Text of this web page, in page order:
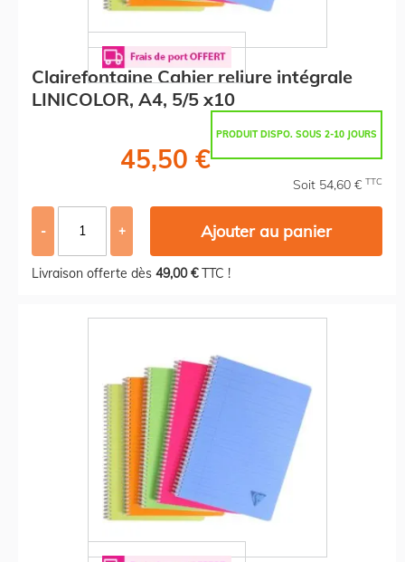
Clairefontaine Cahier reliure intégrale
LINICOLOR, A4, 5/5 x10
PRODUIT DISPO. SOUS 2-10 JOURS
45,50 €
Soit 54,60 € TTC
- + Ajouter au panier
Livraison offerte dès 49,00 €TTC !